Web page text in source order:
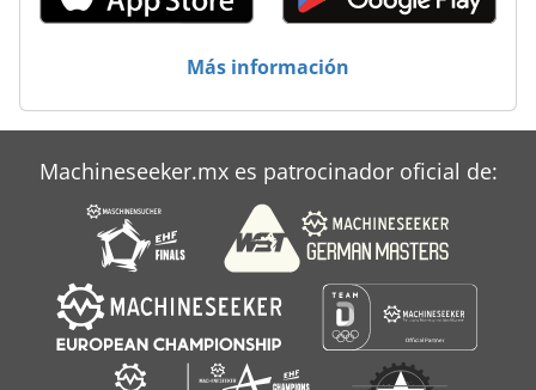
Case Ih Maxxum 110
Case Ih Maxxum 140
Case Ih Mx 110
Case Ih Mx 230
Más información
Machineseeker.mx es patrocinador oficial de: